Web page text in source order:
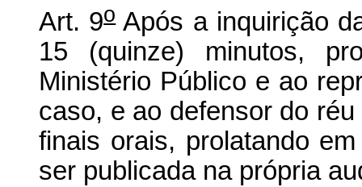
Art. 9oApós a inquirição
15 (quinze) minutos,
Ministério Público e ao
caso, e ao defensor do
finais orais, prolatando
ser publicada na própria